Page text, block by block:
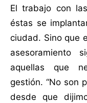
El trabajo con
éstas se
ciudad. Sino que
asesoramiento
aquellas que
gestión. “No son
desde que